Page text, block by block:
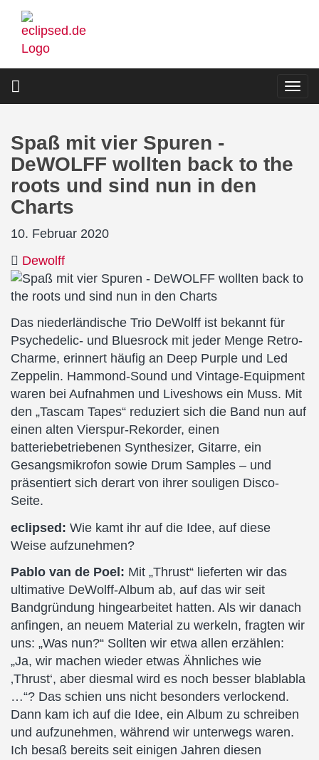
Direkt
zum
Inhalt
Spaß mit vier Spuren -
DeWOLFF wollten back to the
roots und sind nun in den
Charts
10. Februar 2020
Dewolff
Das niederländische Trio DeWolff ist bekannt für
Psychedelic- und Bluesrock mit jeder Menge Retro-
Charme, erinnert häufig an Deep Purple und Led
Zeppelin. Hammond-Sound und Vintage-Equipment
waren bei Aufnahmen und Liveshows ein Muss. Mit
den „Tascam Tapes“ reduziert sich die Band nun auf
einen alten Vierspur-Rekorder, einen
batteriebetriebenen Synthesizer, Gitarre, ein
Gesangsmikrofon sowie Drum Samples – und
präsentiert sich derart von ihrer souligen Disco-
Seite.
eclipsed: Wie kamt ihr auf die Idee, auf diese
Weise aufzunehmen?
Pablo van de Poel: Mit „Thrust“ lieferten wir das
ultimative DeWolff-Album ab, auf das wir seit
Bandgründung hingearbeitet hatten. Als wir danach
anfingen, an neuem Material zu werkeln, fragten wir
uns: „Was nun?“ Sollten wir etwa allen erzählen:
„Ja, wir machen wieder etwas Ähnliches wie
‚Thrust‘, aber diesmal wird es noch besser blablabla
…“? Das schien uns nicht besonders verlockend.
Dann kam ich auf die Idee, ein Album zu schreiben
und aufzunehmen, während wir unterwegs waren.
Ich besaß bereits seit einigen Jahren diesen